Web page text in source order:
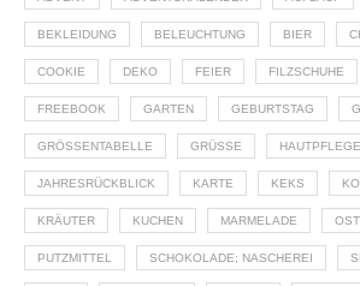
BEKLEIDUNG BELEUCHTUNG BIER
COOKIE DEKO FEIER FILZSCHUHE
FREEBOOK GARTEN GEBURTSTAG
GRÖSSENTABELLE GRÜSSE HAUTPFLEGE
JAHRESRÜCKBLICK KARTE KEKS
KRÄUTER KUCHEN MARMELADE
PUTZMITTEL SCHOKOLADE; NASCHEREI